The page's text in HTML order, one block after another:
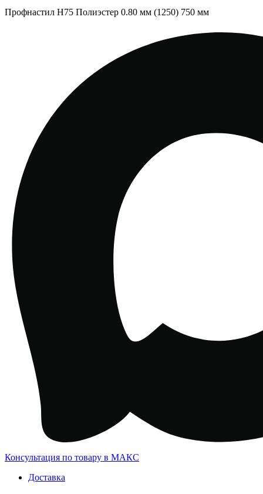
Профнастил Н75 Полиэстер 0.80 мм (1250) 750 мм
Консультация по товару в МАКС
Доставка